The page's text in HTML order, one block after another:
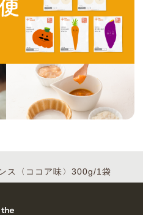
ス〈ココア味〉300g/1袋